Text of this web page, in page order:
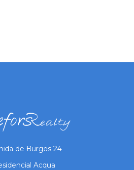
de Burgos 24
Acqua